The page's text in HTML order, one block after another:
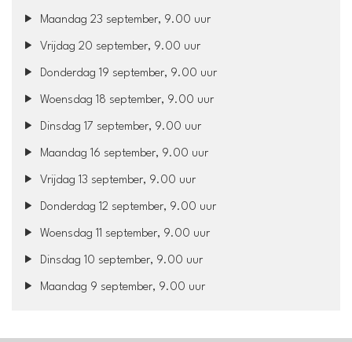
Maandag 23 september, 9.00 uur
Vrijdag 20 september, 9.00 uur
Donderdag 19 september, 9.00 uur
Woensdag 18 september, 9.00 uur
Dinsdag 17 september, 9.00 uur
Maandag 16 september, 9.00 uur
Vrijdag 13 september, 9.00 uur
Donderdag 12 september, 9.00 uur
Woensdag 11 september, 9.00 uur
Dinsdag 10 september, 9.00 uur
Maandag 9 september, 9.00 uur